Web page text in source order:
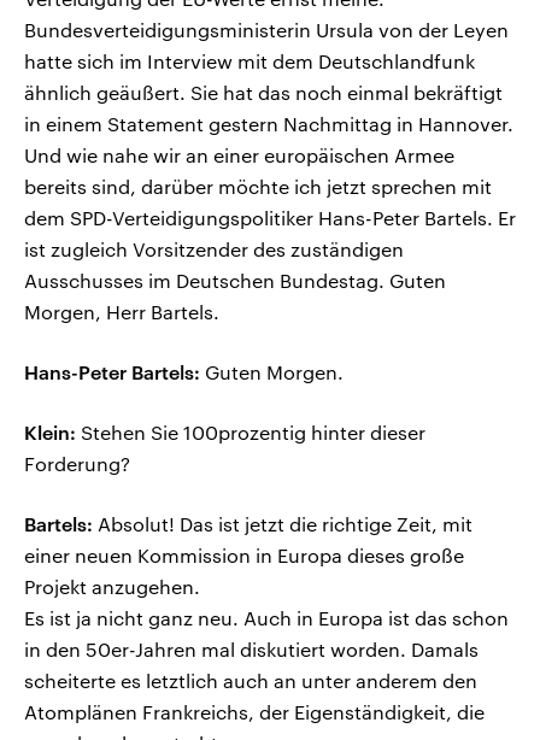
Bundesverteidigungsministerin Ursula von der Leyen
hatte sich im Interview mit dem Deutschlandfunk
ähnlich geäußert. Sie hat das noch einmal bekräftigt
in einem Statement gestern Nachmittag in Hannover.
Und wie nahe wir an einer europäischen Armee
bereits sind, darüber möchte ich jetzt sprechen mit
dem SPD-Verteidigungspolitiker Hans-Peter Bartels. Er
ist zugleich Vorsitzender des zuständigen
Ausschusses im Deutschen Bundestag. Guten
Morgen, Herr Bartels.
Hans-Peter Bartels: Guten Morgen.
Klein: Stehen Sie 100prozentig hinter dieser
Forderung?
Bartels: Absolut! Das ist jetzt die richtige Zeit, mit
einer neuen Kommission in Europa dieses große
Projekt anzugehen.
Es ist ja nicht ganz neu. Auch in Europa ist das schon
in den 50er-Jahren mal diskutiert worden. Damals
scheiterte es letztlich auch an unter anderem den
Atomplänen Frankreichs, der Eigenständigkeit, die